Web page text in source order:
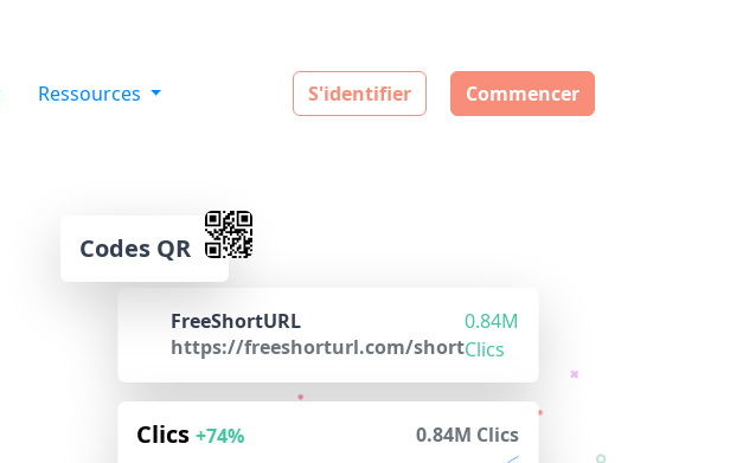
Ressources S'identifier Commencer
FreeShortURL
https://freeshorturl.com/short
0.84M
Clics
Clics +74% 0.84M Clics
Codes QR